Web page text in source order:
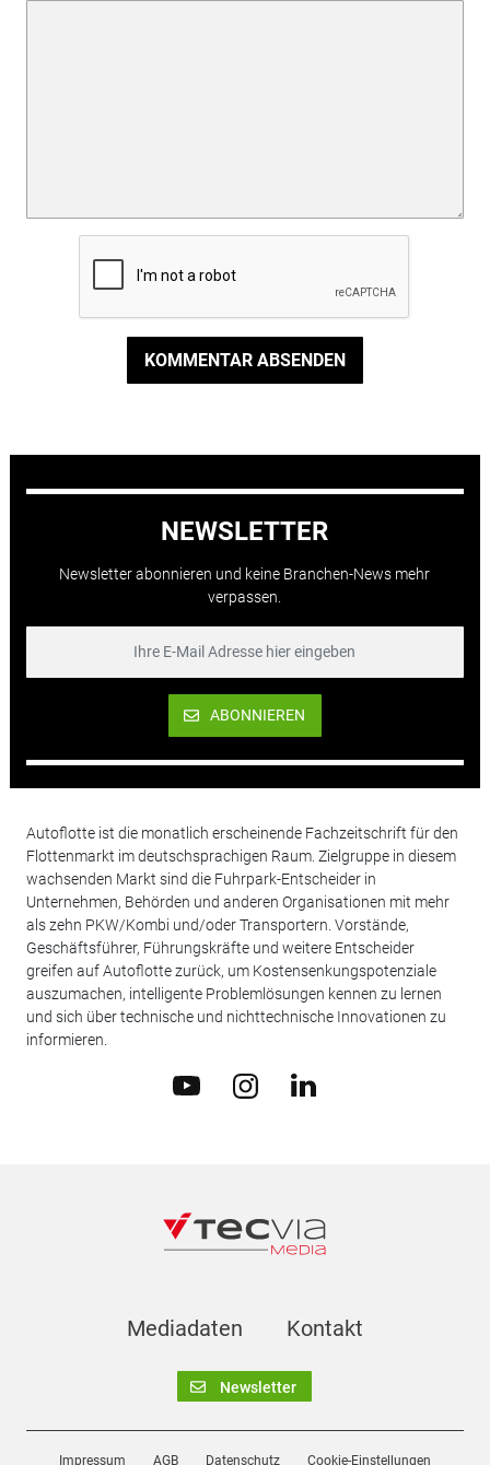
KOMMENTAR ABSENDEN
NEWSLETTER
Newsletter abonnieren und keine Branchen-News mehr
verpassen.
ABONNIEREN
Autoflotte ist die monatlich erscheinende Fachzeitschrift für den
Flottenmarkt im deutschsprachigen Raum. Zielgruppe in diesem
wachsenden Markt sind die Fuhrpark-Entscheider in
Unternehmen, Behörden und anderen Organisationen mit mehr
als zehn PKW/Kombi und/oder Transportern. Vorstände,
Geschäftsführer, Führungskräfte und weitere Entscheider
greifen auf Autoflotte zurück, um Kostensenkungspotenziale
auszumachen, intelligente Problemlösungen kennen zu lernen
und sich über technische und nichttechnische Innovationen zu
informieren.
Mediadaten Kontakt
Newsletter
Impressum AGB Datenschutz Cookie-Einstellungen